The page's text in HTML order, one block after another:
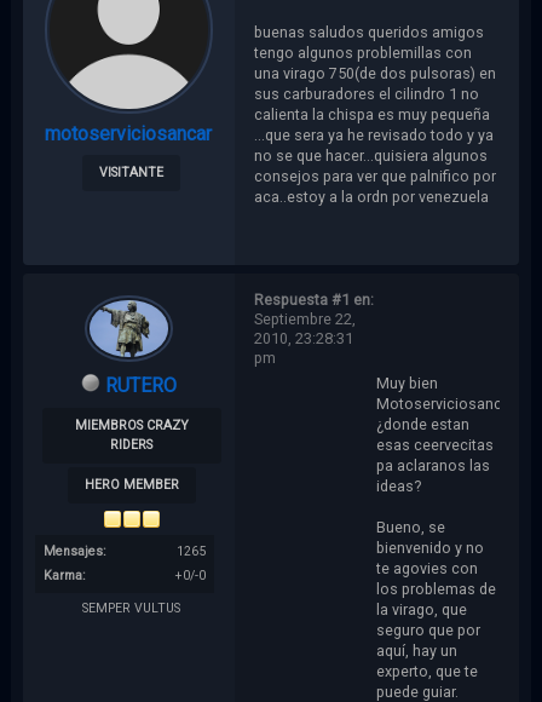
motoserviciosancar
VISITANTE
buenas saludos queridos amigos
tengo algunos problemillas con
una virago 750(de dos pulsoras) en
sus carburadores el cilindro 1 no
calienta la chispa es muy pequeña
...que sera ya he revisado todo y ya
no se que hacer...quisiera algunos
consejos para ver que palnifico por
aca..estoy a la ordn por venezuela
RUTERO
MIEMBROS CRAZY
RIDERS
HERO MEMBER
Mensajes:
1265
Karma:
+0/-0
SEMPER VULTUS
Respuesta #1 en:
Septiembre 22,
2010, 23:28:31
pm
Muy bien
Motoserviciosancar,
¿donde estan
esas ceervecitas
pa aclaranos las
ideas?
Bueno, se
bienvenido y no
te agovies con
los problemas de
la virago, que
seguro que por
aquí, hay un
experto, que te
puede guiar.